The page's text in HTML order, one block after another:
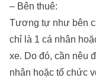
– Bên thuê:
Tương tự như bên
chỉ là 1 cá nhân
xe. Do đó, cần nêu
nhân hoặc tổ chức